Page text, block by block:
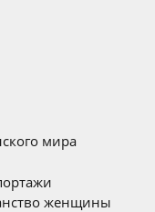
мира
женщины